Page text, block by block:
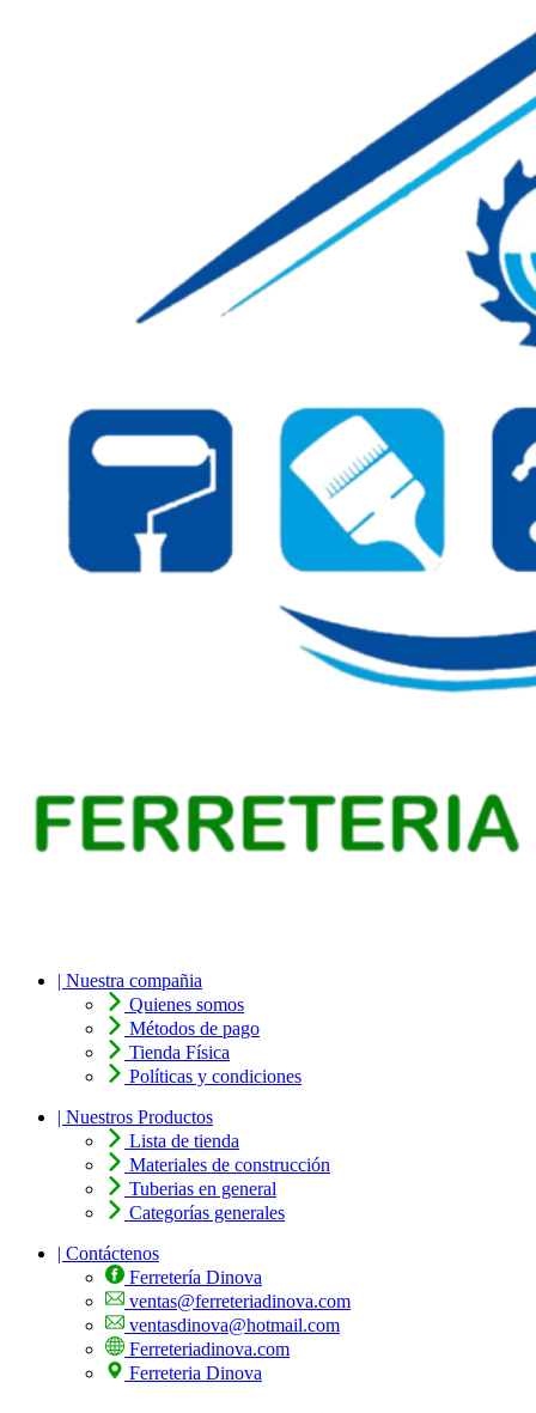
| Nuestra compañia
Quienes somos
Métodos de pago
Tienda Física
Políticas y condiciones
| Nuestros Productos
Lista de tienda
Materiales de construcción
Tuberias en general
Categorías generales
| Contáctenos
Ferretería Dinova
ventas@ferreteriadinova.com
ventasdinova@hotmail.com
Ferreteriadinova.com
Ferreteria Dinova